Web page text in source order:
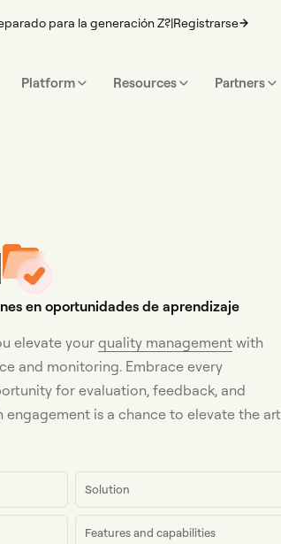
para la generación Z?|Registrarse
Platform Resources Partners
en oportunidades de aprendizaje
elevate yourquality managementwith
and monitoring. Embrace every
for evaluation, feedback, and
is a chance to elevate the art
Solution
Features and capabilities